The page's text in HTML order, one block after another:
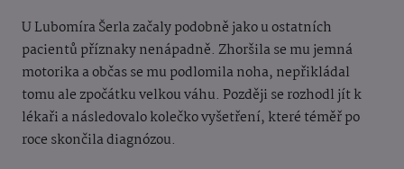
U Lubomíra Šerla začaly podobně jako u ostatních
pacientů příznaky nenápadně. Zhoršila se mu jemná
motorika a občas se mu podlomila noha, nepřikládal
tomu ale zpočátku velkou váhu. Později se rozhodl jít k
lékaři a následovalo kolečko vyšetření, které téměř po
roce skončila diagnózou.